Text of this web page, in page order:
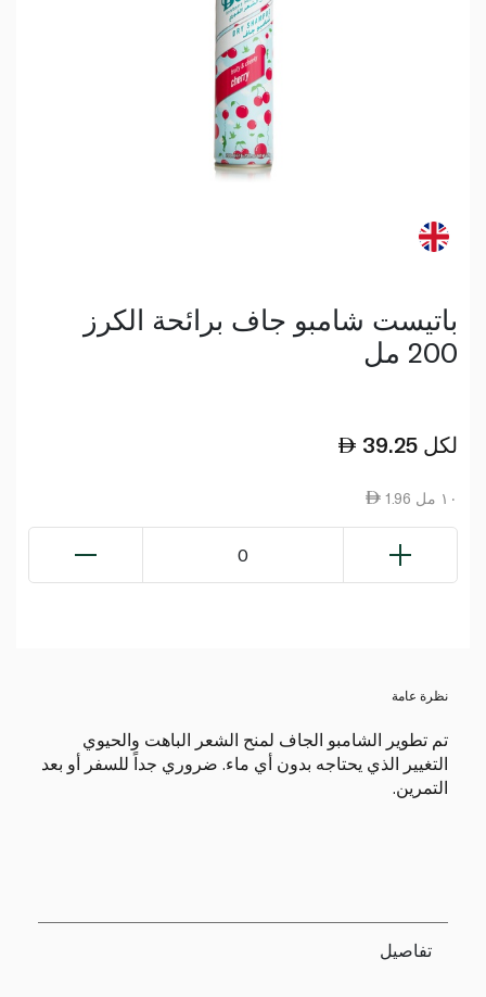
باتيست شامبو جاف برائحة الكرز
200 مل
39.25 لكل
1.96 ١٠ مل
0
نظرة عامة
تم تطوير الشامبو الجاف لمنح الشعر الباهت والحيوي
التغيير الذي يحتاجه بدون أي ماء. ضروري جداً للسفر أو بعد
التمرين.
تفاصيل